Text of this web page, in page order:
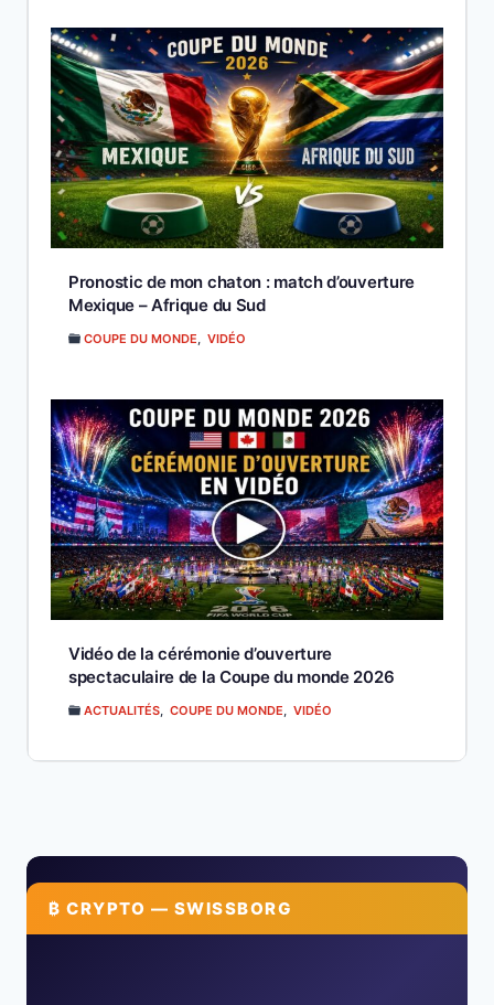
Pronostic de mon chaton : match d’ouverture
Mexique – Afrique du Sud
COUPE DU MONDE VIDÉO
Vidéo de la cérémonie d’ouverture
spectaculaire de la Coupe du monde 2026
ACTUALITÉS, COUPE DU MONDE, VIDÉO
₿ CRYPTO — SWISSBORG